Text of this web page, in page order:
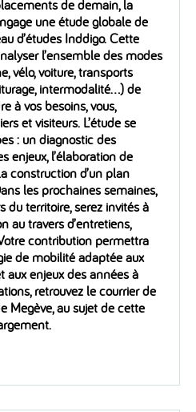
de demain, la
une étude globale de
d’études Inddigo. Cette
l’ensemble des modes
vélo, voiture, transports
intermodalité…) de
à vos besoins, vous,
et visiteurs. L’étude se
: un diagnostic des
enjeux, l’élaboration de
construction d’un plan
les prochaines semaines,
du territoire, serez invités à
au travers d’entretiens,
contribution permettra
de mobilité adaptée aux
aux enjeux des années à
retrouvez le courrier de
Megève, au sujet de cette